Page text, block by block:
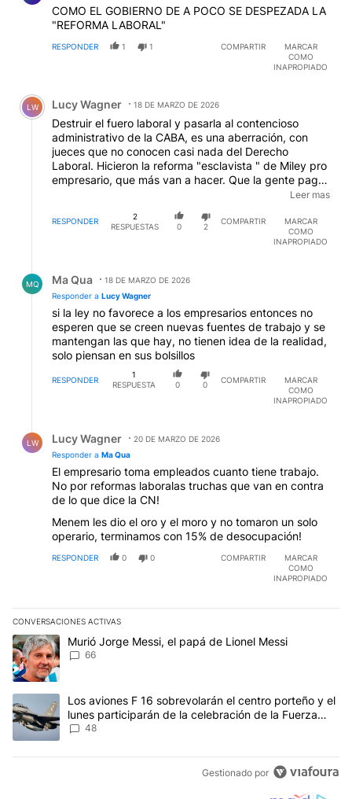
COMO EL GOBIERNO DE A POCO SE DESPEZADA LA
"REFORMA LABORAL"
RESPONDER 1 1 COMPARTIR
MARCAR
COMO
INAPROPIADO
Comentario de Lucy Wagner.
LW Lucy Wagner 18 DE MARZO DE 2026
Destruir el fuero laboral y pasarla al contencioso
administrativo de la CABA, es una aberración, con
jueces que no conocen casi nada del Derecho
Laboral. Hicieron la reforma "esclavista " de Miley pro
empresario, que más van a hacer. Que la gente pague
para trabajar. Con la defensa de los periodistas
ensobrados, y los senadores y diputados que
ingresaron por un partido y votan con los libertarios.
Leer mas
RESPONDER
2
RESPUESTAS
0 2
COMPARTIR
MARCAR
COMO
INAPROPIADO
MQ Ma Qua
18 DE MARZO DE 2026
Responder a Lucy Wagner
si la ley no favorece a los empresarios entonces no
esperen que se creen nuevas fuentes de trabajo y se
mantengan las que hay, no tienen idea de la realidad,
solo piensan en sus bolsillos
RESPONDER
1
RESPUESTA
0 0
COMPARTIR
MARCAR
COMO
INAPROPIADO
LW Lucy Wagner
20 DE MARZO DE 2026
Responder a Ma Qua
El empresario toma empleados cuanto tiene trabajo.
No por reformas laboralas truchas que van en contra
de lo que dice la CN!
Menem les dio el oro y el moro y no tomaron un solo
operario, terminamos con 15% de desocupación!
RESPONDER 0 0 COMPARTIR
MARCAR
COMO
INAPROPIADO
CONVERSACIONES ACTIVAS
Este listado muestra los artículos con más comentarios en los
Un artículo de tendencia con el título "Murió Jorge Messi, el
Murió Jorge Messi, el papá de Lionel Messi
66
Un artículo de tendencia con el título "Los aviones F 16
Los aviones F 16 sobrevolarán el centro porteño y el
lunes participarán de la celebración de la Fuerza
Aérea
48
Gestionado por